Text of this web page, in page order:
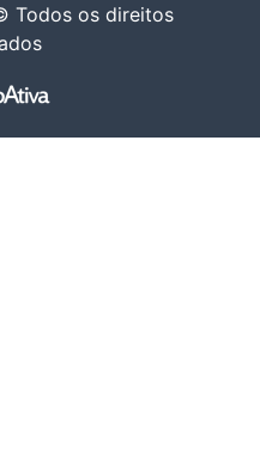
Todos os direitos